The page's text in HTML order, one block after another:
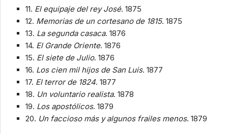
11. El equipaje del rey José. 1875
12. Memorias de un cortesano de 1815. 1875
13. La segunda casaca. 1876
14. El Grande Oriente. 1876
15. El siete de Julio. 1876
16. Los cien mil hijos de San Luis. 1877
17. El terror de 1824. 1877
18. Un voluntario realista. 1878
19. Los apostólicos. 1879
20. Un faccioso más y algunos frailes menos. 1879